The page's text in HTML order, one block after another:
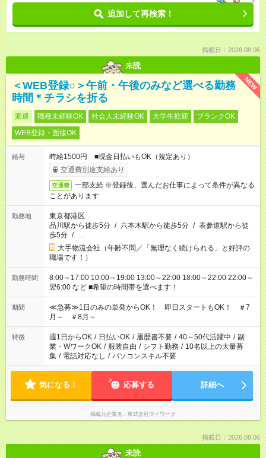
追加して再検索！
掲載日：2026.08.06
未読
NEW
＜WEB登録○＞午前・午後のみなど選べる勤務
時間＊チラシを折る
派遣 職種未経験OK 社会人未経験OK 大学生歓迎
ブランクOK
WEB登録・面接OK
給与
時給1500円 ■現金日払いもOK（規定あり）
交通費別途支給あり
交通費
一部支給 ※登録後、選んだお仕事によって条件が異なる
ことがあります
勤務地
東京都港区
品川駅から徒歩5分 / 六本木駅から徒歩5分 / 表参道駅から徒
歩5分 / …
大手物流会社（年齢不問／「無理なく続けられる」と好評の
職場です！）
勤務時間
8:00～17:00 10:00～19:00 13:00～22:00 18:00～22:00 22:00～
翌6:00 など ■希望の時間帯を選べます！
期間
≪急募≫1日のみの単発からOK！ 即日スタートもOK！ ＃7
月～ ＃8月～
特徴 週1日からOK / 日払いOK / 履歴書不要 / 40～50代活躍中 / 副
業・WワークOK / 服装自由 / シフト勤務 / 10名以上の大量募
集 / 電話対応なし / パソコンスキル不要
気になる！ 応募する 詳細へ
掲載元企業名 株式会社マイワーク
掲載日：2026.08.06
未読